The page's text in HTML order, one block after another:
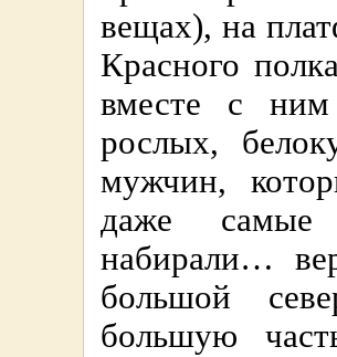
вещах), на
Красного
вместе с
рослых,
мужчин,
даже самые
набирали…
большой
большую